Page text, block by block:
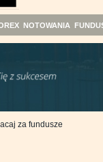
NOTOWANIA
za fundusze